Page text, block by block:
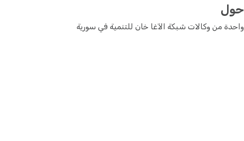
حول
واحدة من وكالات شبكة الآغا خان للتنمية في سورية